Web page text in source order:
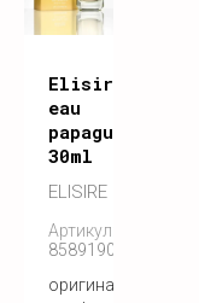
Elisire
eau
papaguena
30ml
ELISIRE
Артикул:
858919005193
оригинальный